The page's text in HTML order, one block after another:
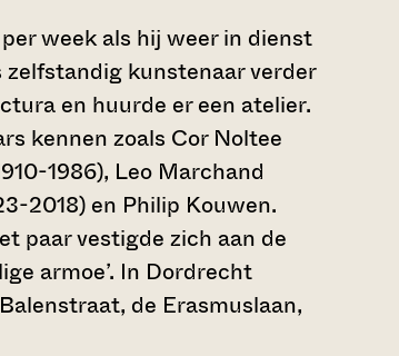
week als hij weer in dienst
kunstenaar verder
en huurde er een atelier.
kennen zoals Cor Noltee
1986), Leo Marchand
2018) en Philip Kouwen.
paar vestigde zich aan de
armoe’. In Dordrecht
de Erasmuslaan,